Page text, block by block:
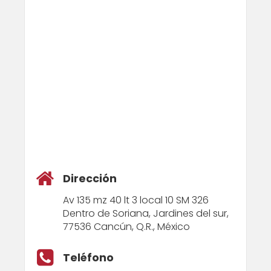
Dirección
Av 135 mz 40 lt 3 local 10 SM 326
Dentro de Soriana, Jardines del sur,
77536 Cancún, Q.R., México
Teléfono